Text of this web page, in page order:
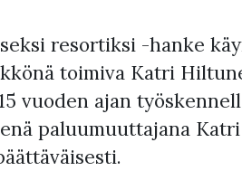
resortiksi -hanke
toimiva Katri
vuoden ajan
paluumuuttajana